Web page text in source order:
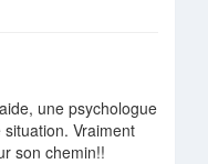
une psychologue
Vraiment
son chemin!!